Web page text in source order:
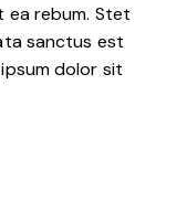
rebum. Stet
sanctus est
dolor sit